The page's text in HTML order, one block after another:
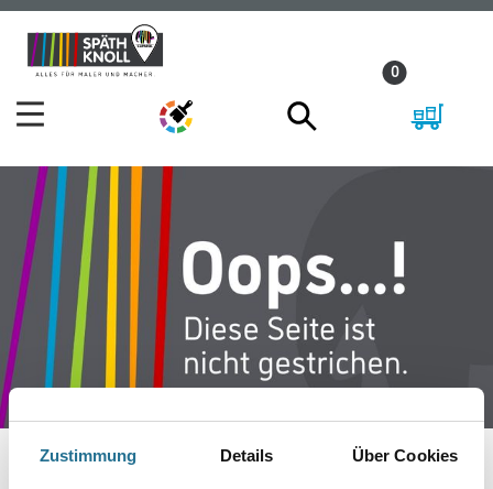
Zustimmung Details Über Cookies
Zum
Inhalt
Zum
Navigationsmenü
0